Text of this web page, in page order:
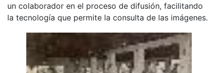
un colaborador en el proceso de difusión, facilitando
la tecnología que permite la consulta de las imágenes.